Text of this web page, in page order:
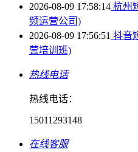
2026-08-09 17:58:14 杭州
频运营公司)
2026-08-09 17:56:51 抖音
营培训班)
热线电话
热线电话：
15011293148
在线客服